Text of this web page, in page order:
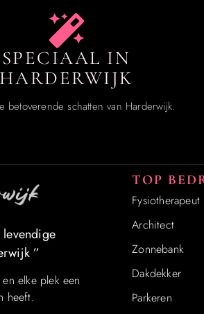
SPECIAAL IN
HARDERWIJK
betoverende schatten van Harderwijk.
”
elke plek een
heeft.
TOP
Fysiotherapeut
Architect
Zonnebank
Dakdekker
Parkeren